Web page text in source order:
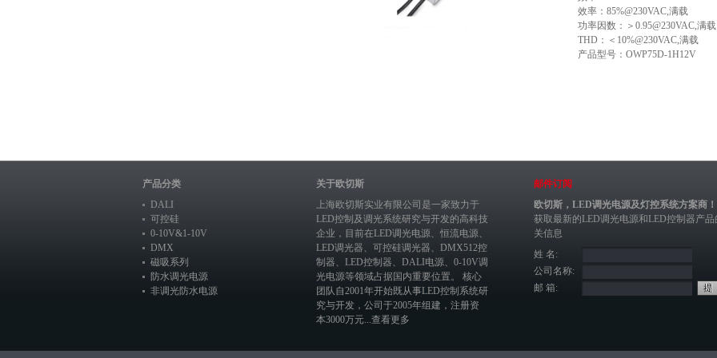
效率：85%@230VAC,满载
功率因数：＞0.95@230VAC,满载
THD：＜10%@230VAC,满载
产品型号：OWP75D-1H12V
产品分类
DALI
可控硅
0-10V&1-10V
DMX
磁吸系列
防水调光电源
非调光防水电源
关于欧切斯
上海欧切斯实业有限公司是一家致力于
LED控制及调光系统研究与开发的高科技
企业，目前在LED调光电源、恒流电源、
LED调光器、 可控硅调光器、 DMX512控
制器、 LED控制器、 DALI电源、 0-10V调
光电源等领域占据国内重要位置。 核心
团队自2001年开始既从事LED控制系统研
究与开发，公司于2005年组建，注册资
本3000万元...查看更多
邮件订阅
欧切斯，LED调光电源及灯控系统方案商！
获取最新的LED调光电源和LED控制器产品
关信息
姓 名:
公司名称:
邮 箱: